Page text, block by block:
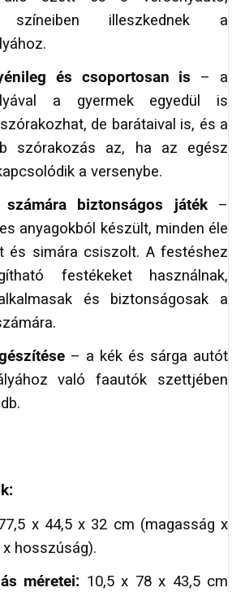
színeiben illeszkednek a
és csoportosan is – a
a gyermek egyedül is
de barátaival is, és a
szórakozás az, ha az egész
a versenybe.
számára biztonságos játék–
anyagokból készült, minden éle
és simára csiszolt. A festéshez
festékeket használnak,
és biztonságosak a
– a kék és sárga autót
való faautók szettjében
x 44,5 x 32 cm (magasság x
hosszúság).
méretei: 10,5 x 78 x 43,5 cm